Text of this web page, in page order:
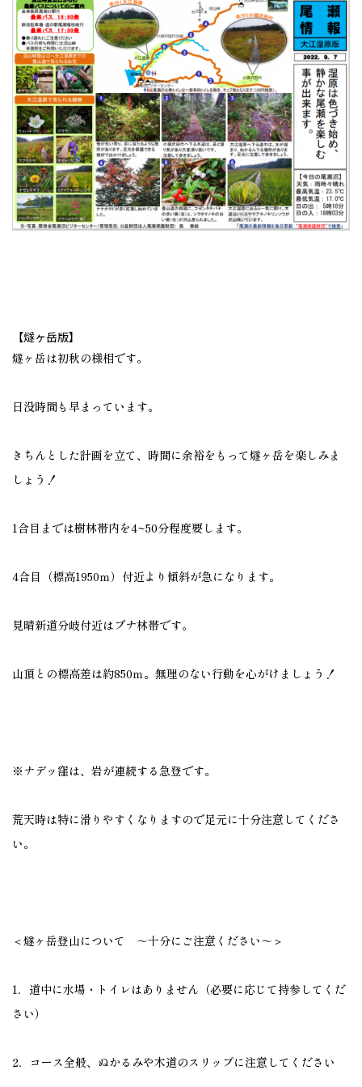
【燧ヶ岳版】
燧ヶ岳は初秋の様相です。
日没時間も早まっています。
きちんとした計画を立て、時間に余裕をもって燧ヶ岳を楽しみま
しょう！
1合目までは樹林帯内を4~50分程度要します。
4合目（標高1950ｍ）付近より傾斜が急になります。
見晴新道分岐付近はブナ林帯です。
山頂との標高差は約850ｍ。無理のない行動を心がけましょう！
※ナデッ窪は、岩が連続する急登です。
荒天時は特に滑りやすくなりますので足元に十分注意してくださ
い。
＜燧ヶ岳登山について ～十分にご注意ください～＞
1．道中に水場・トイレはありません（必要に応じて持参してくだ
さい）
2．コース全般、ぬかるみや木道のスリップに注意してください